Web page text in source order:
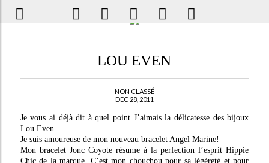
LOU EVEN
NON CLASSÉ
DEC 28, 2011
Je vous ai déjà dit à quel point J’aimais la délicatesse des bijoux
Lou Even.
Je suis amoureuse de mon nouveau bracelet Angel Marine!
Mon bracelet Jonc Coyote résume à la perfection l’esprit Hippie
Chic de la marque. C’est mon chouchou pour sa légèreté et pour